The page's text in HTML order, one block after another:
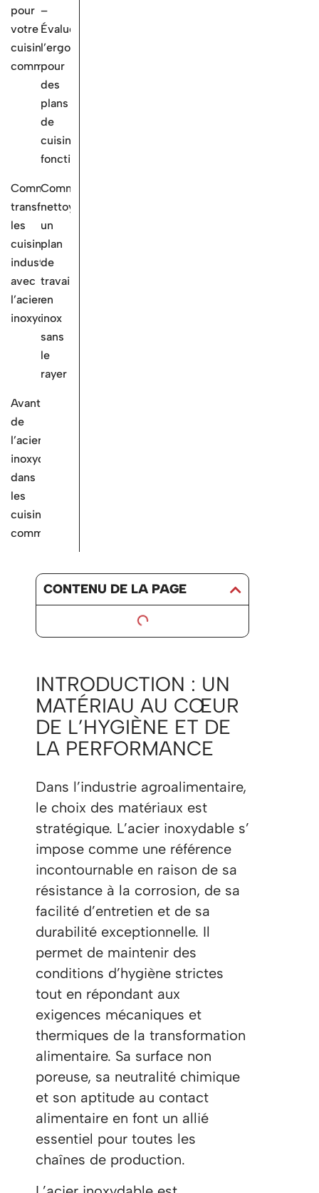
pour
votre
cuisine
commerciale
–
Évaluez
l’ergonomie
pour
des
plans
de
cuisine
fonctionnels
Comment
transformer
les
cuisines
industrielles
avec
l’acier
inoxydable?
Comment
nettoyer
un
plan
de
travail
en
inox
sans
le
rayer
Avantages
de
l’acier
inoxydable
dans
les
cuisines
commerciales
CONTENU DE LA PAGE
INTRODUCTION : UN
MATÉRIAU AU CŒUR
DE L’HYGIÈNE ET DE
LA PERFORMANCE
Dans l’industrie agroalimentaire,
le choix des matériaux est
stratégique. L’acier inoxydable s’
impose comme une référence
incontournable en raison de sa
résistance à la corrosion, de sa
facilité d’entretien et de sa
durabilité exceptionnelle. Il
permet de maintenir des
conditions d’hygiène strictes
tout en répondant aux
exigences mécaniques et
thermiques de la transformation
alimentaire. Sa surface non
poreuse, sa neutralité chimique
et son aptitude au contact
alimentaire en font un allié
essentiel pour toutes les
chaînes de production.